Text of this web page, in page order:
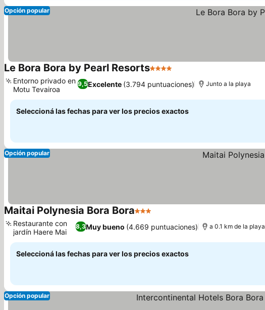
Opción popular
Le Bora Bora by Pearl Resorts4 Estrellas
9,5Excelente (3.794 puntuaciones)
Entorno privado en
Motu Tevairoa
Junto a la playa
Seleccioná las fechas para ver los precios exactos
Opción popular
Maitai Polynesia Bora Bora3 Estrellas
8,3Muy bueno (4.669 puntuaciones)
Restaurante con
jardín Haere Mai
a 0.1 km de la playa
Seleccioná las fechas para ver los precios exactos
Opción popular